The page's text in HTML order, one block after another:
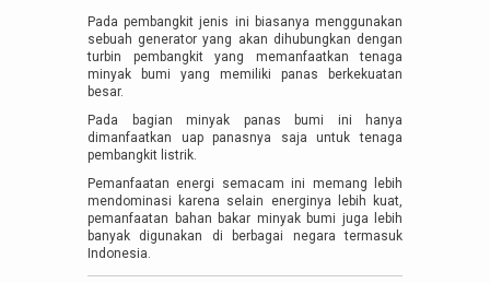
Pada pembangkit jenis ini biasanya menggunakan
sebuah generator yang akan dihubungkan dengan
turbin pembangkit yang memanfaatkan tenaga
minyak bumi yang memiliki panas berkekuatan
besar.
Pada bagian minyak panas bumi ini hanya
dimanfaatkan uap panasnya saja untuk tenaga
pembangkit listrik.
Pemanfaatan energi semacam ini memang lebih
mendominasi karena selain energinya lebih kuat,
pemanfaatan bahan bakar minyak bumi juga lebih
banyak digunakan di berbagai negara termasuk
Indonesia.